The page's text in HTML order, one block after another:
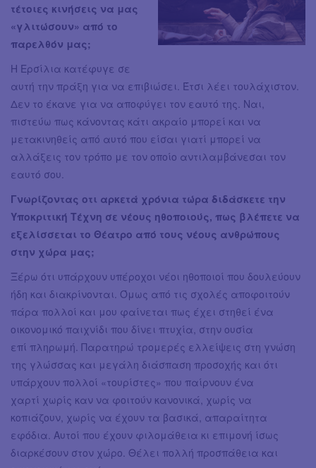
τέτοιες κινήσεις να μας
«γλιτώσουν» από το
παρελθόν μας;
Η Ερσίλια κατέφυγε σε
αυτή την πράξη για να επιβιώσει. Έτσι λέει τουλάχιστον.
Δεν το έκανε για να αποφύγει τον εαυτό της. Ναι,
πιστεύω πως κάνοντας κάτι ακραίο μπορεί και να
μετακινηθείς από αυτό που είσαι γιατί μπορεί να
αλλάξεις τον τρόπο με τον οποίο αντιλαμβάνεσαι τον
εαυτό σου.
Γνωρίζοντας οτι αρκετά χρόνια τώρα διδάσκετε την
Υποκριτική Τέχνη σε νέους ηθοποιούς, πως βλέπετε να
εξελίσσεται το Θέατρο από τους νέους ανθρώπους
στην χώρα μας;
Ξέρω ότι υπάρχουν υπέροχοι νέοι ηθοποιοί που δουλεύουν
ήδη και διακρίνονται. Όμως από τις σχολές αποφοιτούν
πάρα πολλοί και μου φαίνεται πως έχει στηθεί ένα
οικονομικό παιχνίδι που δίνει πτυχία, στην ουσία
επί πληρωμή. Παρατηρώ τρομερές ελλείψεις στη γνώση
της γλώσσας και μεγάλη διάσπαση προσοχής και ότι
υπάρχουν πολλοί «τουρίστες» που παίρνουν ένα
χαρτί χωρίς καν να φοιτούν κανονικά, χωρίς να
κοπιάζουν, χωρίς να έχουν τα βασικά, απαραίτητα
εφόδια. Αυτοί που έχουν φιλομάθεια κι επιμονή ίσως
διαρκέσουν στον χώρο. Θέλει πολλή προσπάθεια και